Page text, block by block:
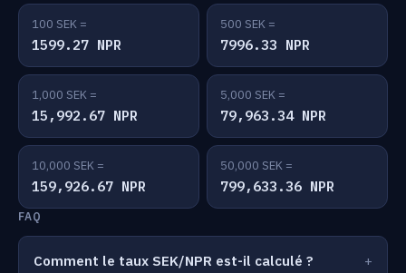
100 SEK =
1599.27 NPR
500 SEK =
7996.33 NPR
1,000 SEK =
15,992.67 NPR
5,000 SEK =
79,963.34 NPR
10,000 SEK =
159,926.67 NPR
50,000 SEK =
799,633.36 NPR
FAQ
Comment le taux SEK/NPR est-il calculé ?